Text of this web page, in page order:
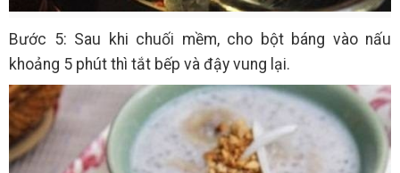
Bước 5: Sau khi chuối mềm, cho bột báng vào nấu
khoảng 5 phút thì tắt bếp và đậy vung lại.